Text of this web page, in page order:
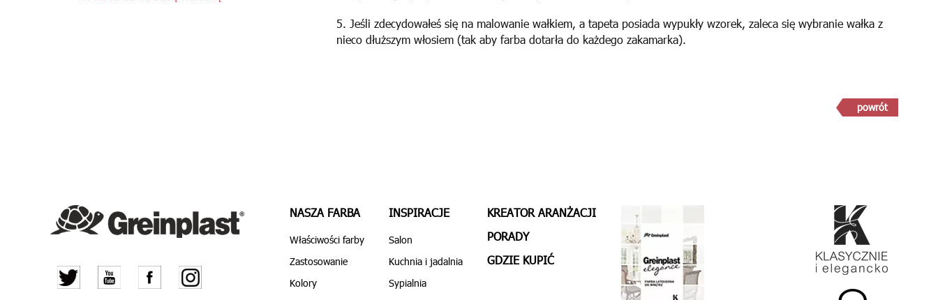
5. Jeśli zdecydowałeś się na malowanie wałkiem, a tapeta posiada wypukły wzorek, zaleca się wybranie wałka z
nieco dłuższym włosiem (tak aby farba dotarła do każdego zakamarka).
powrót
NASZA FARBA
Właściwości farby
Zastosowanie
Kolory
INSPIRACJE
Salon
Kuchnia i jadalnia
Sypialnia
KREATOR ARANŻACJI
PORADY
GDZIE KUPIĆ